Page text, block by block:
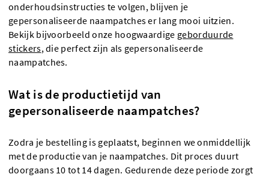
onderhoudsinstructies te volgen, blijven je
gepersonaliseerde naampatches er lang mooi uitzien.
Bekijk bijvoorbeeld onze hoogwaardige geborduurde
stickers, die perfect zijn als gepersonaliseerde
naampatches.
Wat is de productietijd van
gepersonaliseerde naampatches?
Zodra je bestelling is geplaatst, beginnen we onmiddellijk
met de productie van je naampatches. Dit proces duurt
doorgaans 10 tot 14 dagen. Gedurende deze periode zorgt